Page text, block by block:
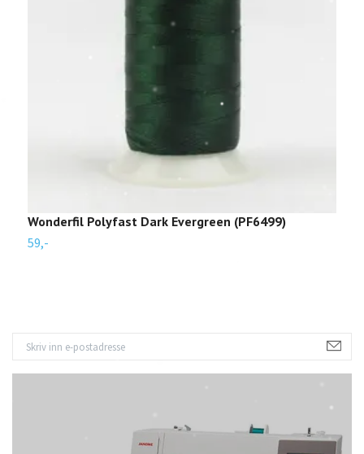
Wonderfil Polyfast Dark Evergreen (PF6499)
59,-